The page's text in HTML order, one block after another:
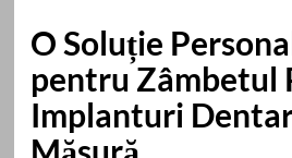
O Soluție
pentru Zâmbetul
Implanturi